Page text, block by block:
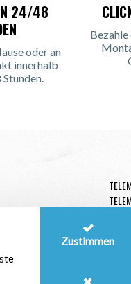
24/48
oder an
innerhalb
Bezahle
Zustimmen